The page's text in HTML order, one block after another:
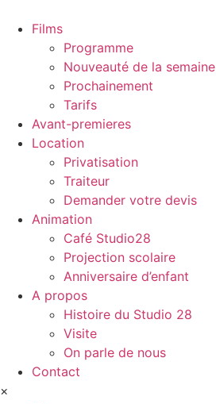
Films
Programme
Nouveauté de la semaine
Prochainement
Tarifs
Avant-premieres
Location
Privatisation
Traiteur
Demander votre devis
Animation
Café Studio28
Projection scolaire
Anniversaire d’enfant
A propos
Histoire du Studio 28
Visite
On parle de nous
Contact
×